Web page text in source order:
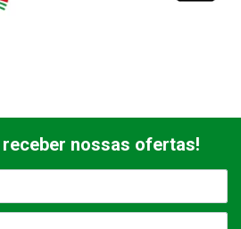
nossas ofertas!